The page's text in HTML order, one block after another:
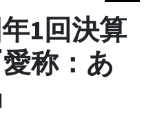
1回決算
称：あ